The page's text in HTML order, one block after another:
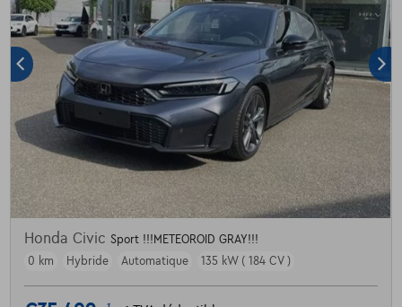
Honda Civic Sport !!!METEOROID GRAY!!!
0 km
Hybride Automatique 135 kW ( 184 CV )